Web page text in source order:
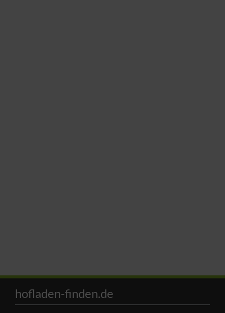
hofladen-finden.de